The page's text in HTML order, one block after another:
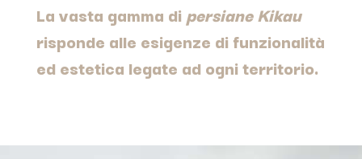
La vasta gamma di persiane Kikau
risponde alle esigenze di funzionalità
ed estetica legate ad ogni territorio.